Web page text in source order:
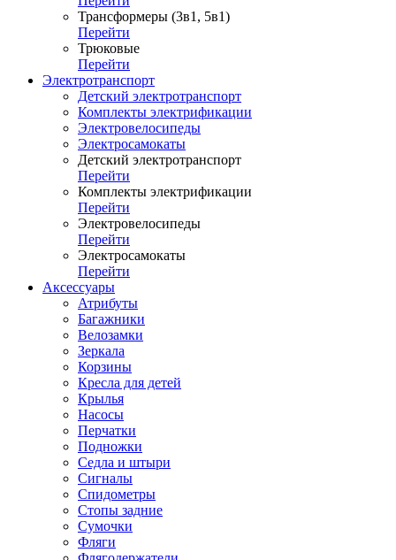
Трансформеры (3в1, 5в1)
Перейти
Трюковые
Перейти
Электротранспорт
Детский электротранспорт
Комплекты электрификации
Электровелосипеды
Электросамокаты
Детский электротранспорт
Перейти
Комплекты электрификации
Перейти
Электровелосипеды
Перейти
Электросамокаты
Перейти
Аксессуары
Атрибуты
Багажники
Велозамки
Зеркала
Корзины
Кресла для детей
Крылья
Насосы
Перчатки
Подножки
Седла и штыри
Сигналы
Спидометры
Стопы задние
Сумочки
Фляги